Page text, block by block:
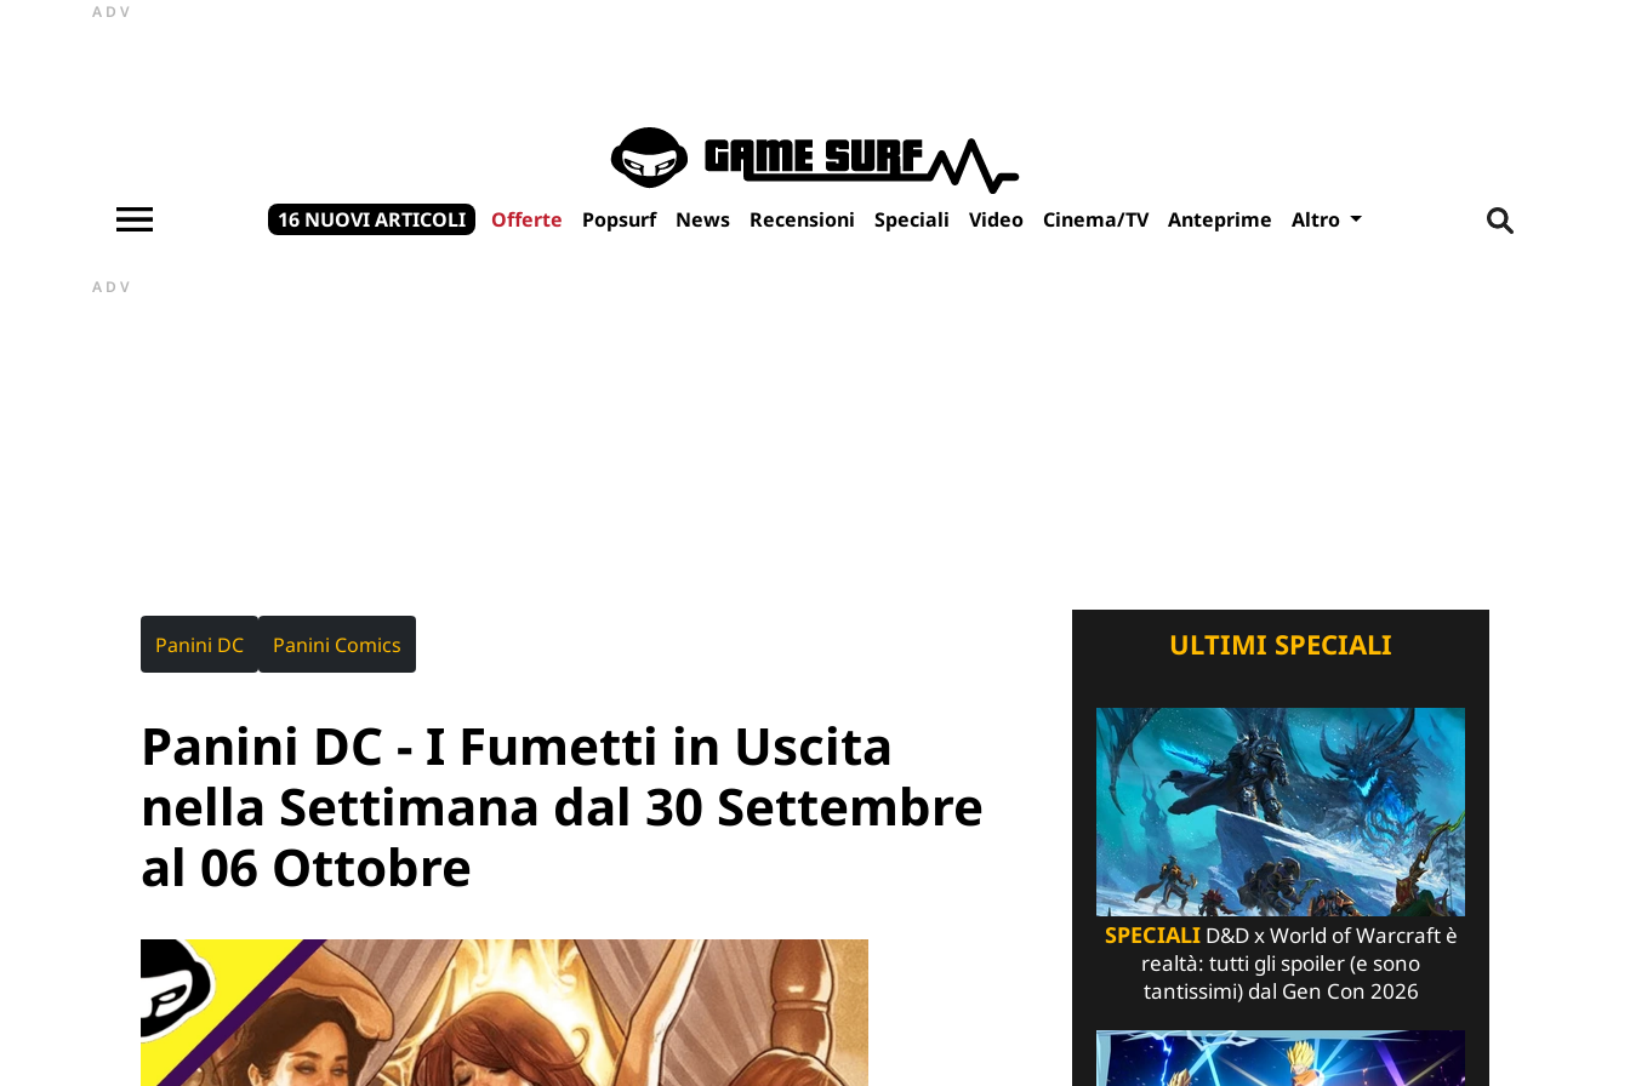
ADV
16 NUOVI ARTICOLI Offerte Popsurf News Recensioni Speciali Video Cinema/TV Anteprime Altro
ADV
Panini DC Panini Comics
Panini DC - I Fumetti in Uscita
nella Settimana dal 30 Settembre
al 06 Ottobre
ULTIMI SPECIALI
SPECIALID&D x World of Warcraft è
realtà: tutti gli spoiler (e sono
tantissimi) dal Gen Con 2026